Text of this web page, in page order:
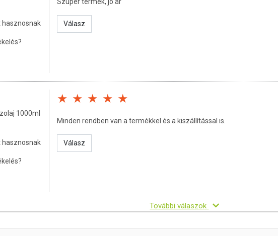
tartsa!
Válasz
1000ml
Minden rendben van a termékkel és a kiszállítással is.
Válasz
További válaszok